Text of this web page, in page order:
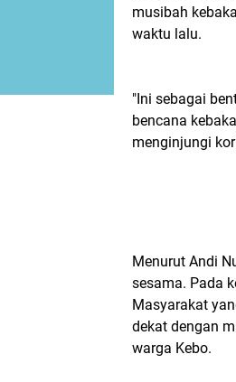
musibah
waktu lalu.
"Ini sebagai
bencana
menginjungi
Menurut Andi
sesama. Pada
Masyarakat
dekat dengan
warga Kebo.